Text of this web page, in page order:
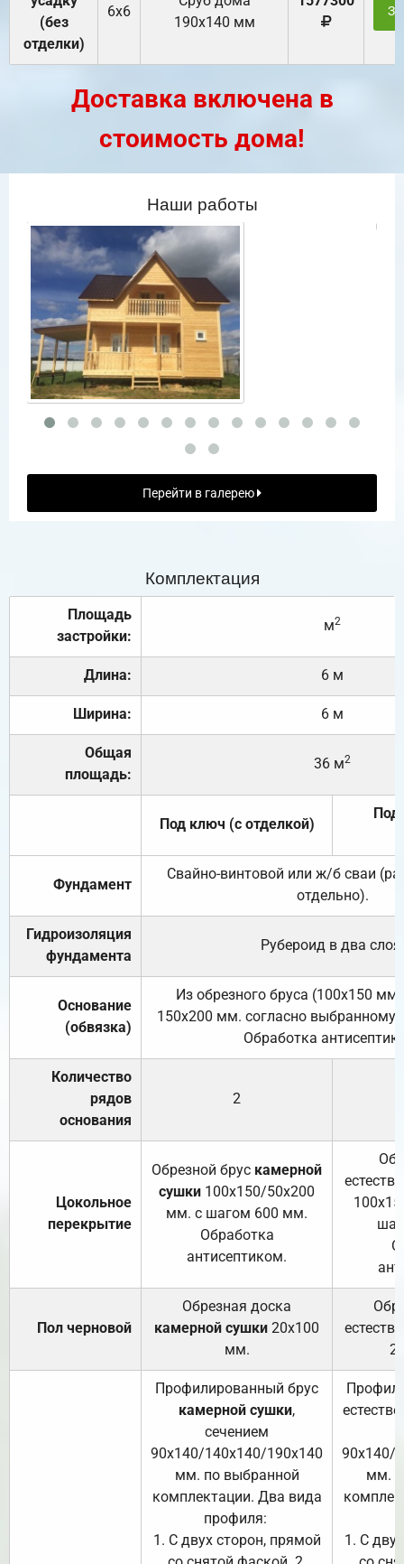
(без
отделки)
6х6
190х140 мм
Доставка включена в
стоимость дома!
Наши работы
Перейти в галерею
Комплектация
Площадь
застройки:
м2
Длина: 6 м
Ширина: 6 м
Общая
площадь:
36 м2
Под ключ (с отделкой)
Под
Фундамент
Свайно-винтовой или ж/б сваи
отдельно).
Гидроизоляция
фундамента
Рубероид в два слоя.
Основание
(обвязка)
Из обрезного бруса (100х150
150х200 мм. согласно выбранному
Обработка
Количество
рядов
основания
2
Цокольное
перекрытие
Обрезной брус камерной
сушки 100х150/50х200
мм. с шагом 600 мм.
Обработка
антисептиком.
Пол черновой
Обрезная доска
камерной сушки 20х100
мм.
Профилированный брус
камерной сушки,
сечением
90х140/140х140/190х140
мм. по выбранной
комплектации. Два вида
профиля:
1. С двух сторон, прямой
90х140/
мм.
1. С